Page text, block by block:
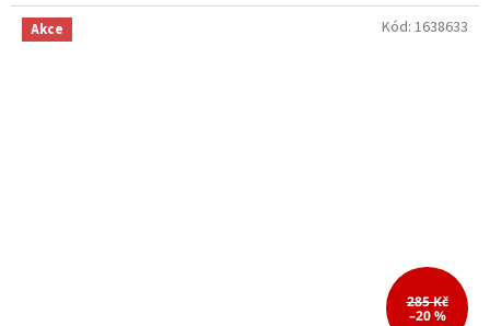
Akce
285 Kč
–20 %
Kód: 1638633